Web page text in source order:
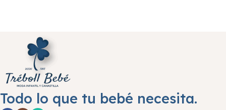
Todo lo que tu bebé necesita.